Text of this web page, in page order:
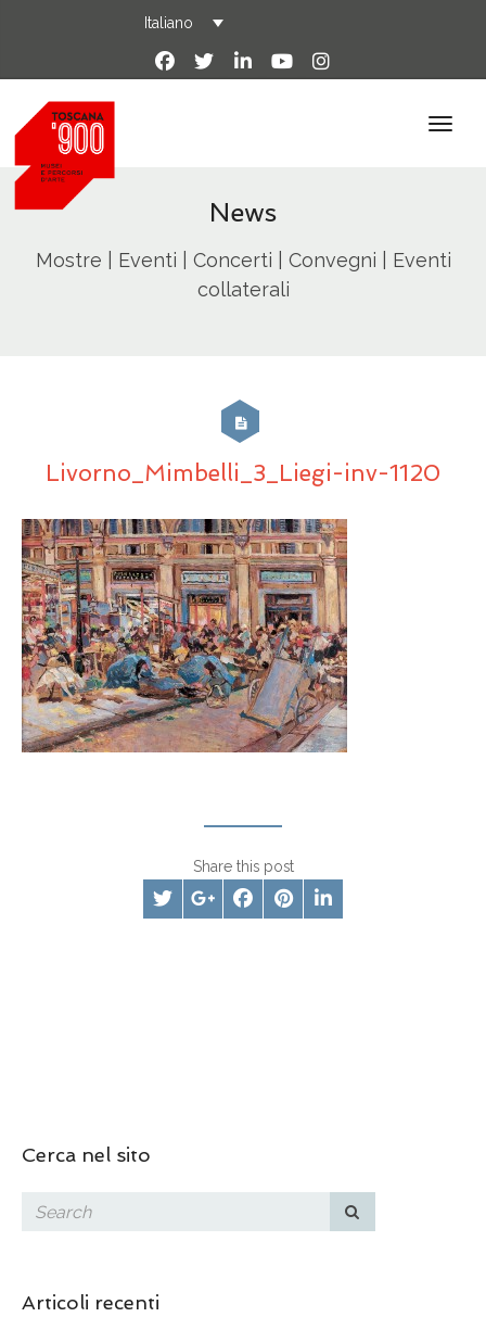
Italiano
News
Mostre | Eventi | Concerti | Convegni | Eventi
collaterali
Livorno_Mimbelli_3_Liegi-inv-1120
Share this post
Cerca nel sito
Articoli recenti